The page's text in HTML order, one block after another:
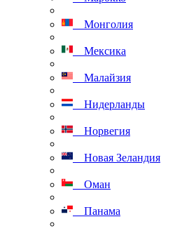
Монголия
Мексика
Малайзия
Нидерланды
Норвегия
Новая Зеландия
Оман
Панама